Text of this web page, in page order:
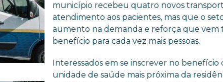
município recebeu quatro novos
atendimento aos pacientes, mas que o
aumento na demanda e reforça que vem
benefício para cada vez mais pessoas.
Interessados em se inscrever no
unidade de saúde mais próxima da